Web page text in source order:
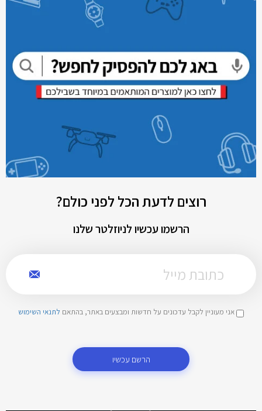
רוצים לדעת הכל לפני כולם?
הרשמו עכשיו לניוזלטר שלנו
אני מעוניין לקבל עדכונים על חדשות ומבצעים באתר, בהתאם לתנאי השימוש
הרשם עכשיו